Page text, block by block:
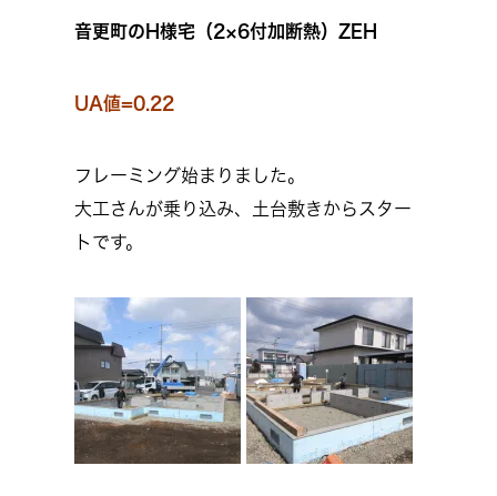
音更町のH様宅（2×6付加断熱）ZEH
UA値=0.22
フレーミング始まりました。
大工さんが乗り込み、土台敷きからスター
トです。